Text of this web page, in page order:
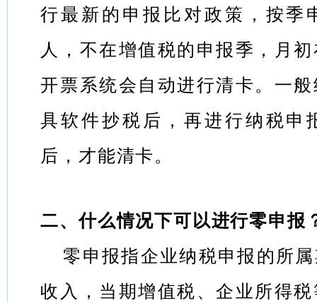
行最新的申报比对政策，按季
人，不在增值税的申报季，月
开票系统会自动进行清卡。一
具软件抄税后，再进行纳税申
后，才能清卡。
二、什么情况下可以进行零申报
零申报指企业纳税申报的所
收入，当期增值税、企业所得